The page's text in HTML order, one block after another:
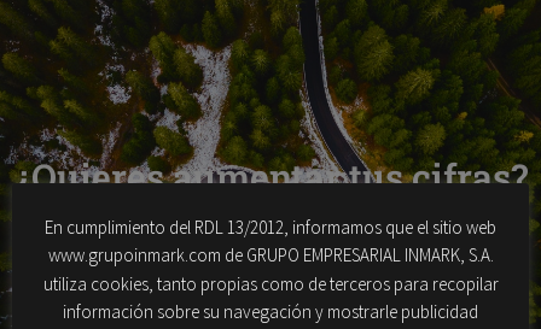
¿Quieres aumentar tus cifras?
Hablemos
En cumplimiento del RDL 13/2012, informamos que el sitio web
www.grupoinmark.com de GRUPO EMPRESARIAL INMARK, S.A.
utiliza cookies, tanto propias como de terceros para recopilar
información sobre su navegación y mostrarle publicidad